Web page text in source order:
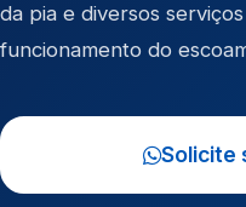
da pia e diversos
funcionamento do
Solicite